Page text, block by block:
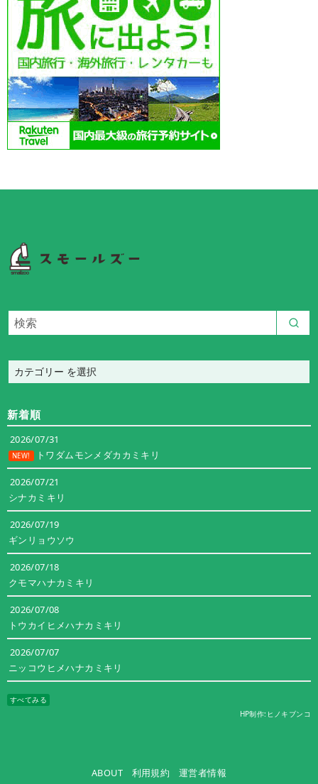
テ
リ
新着順
2026/07/31
NEW! トワダムモンメダカカミキリ
2026/07/21
シナカミキリ
2026/07/19
ギンリョウソウ
2026/07/18
クモマハナカミキリ
2026/07/08
トウカイヒメハナカミキリ
2026/07/07
ニッコウヒメハナカミキリ
すべてみる
HP制作:ヒノキブンコ
ABOUT 利用規約 運営者情報